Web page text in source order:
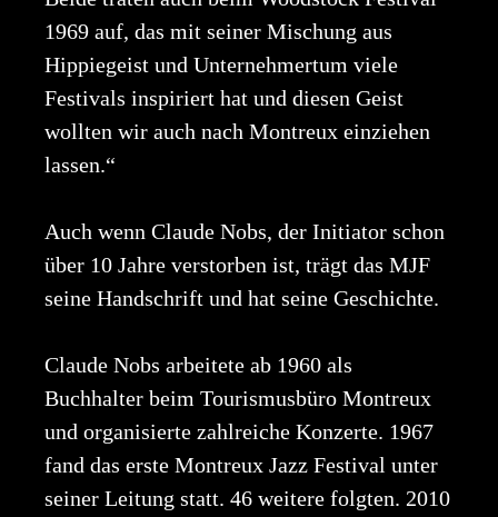
1969 auf, das mit seiner Mischung aus
Hippiegeist und Unternehmertum viele
Festivals inspiriert hat und diesen Geist
wollten wir auch nach Montreux einziehen
lassen.“
Auch wenn Claude Nobs, der Initiator schon
über 10 Jahre verstorben ist, trägt das MJF
seine Handschrift und hat seine Geschichte.
Claude Nobs arbeitete ab 1960 als
Buchhalter beim Tourismusbüro Montreux
und organisierte zahlreiche Konzerte. 1967
fand das erste Montreux Jazz Festival unter
seiner Leitung statt. 46 weitere folgten. 2010